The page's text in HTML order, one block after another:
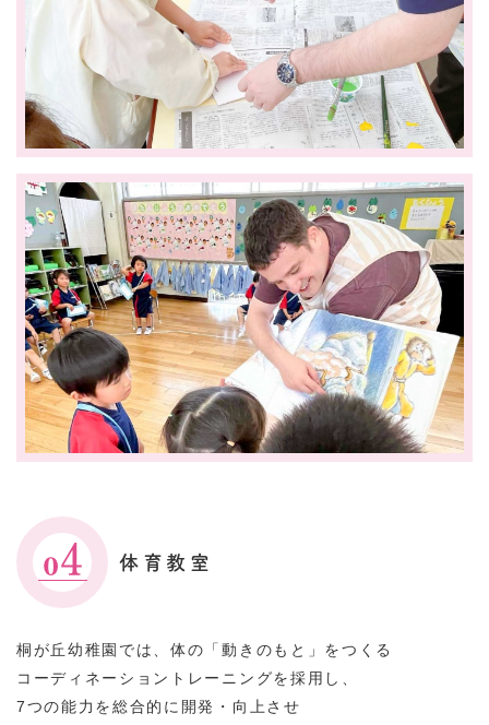
体育教室
桐が丘幼稚園では、体の「動きのもと」をつくる
コーディネーショントレーニングを採用し、
7つの能力を総合的に開発・向上させ